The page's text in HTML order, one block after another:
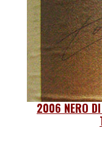
2006 NERO